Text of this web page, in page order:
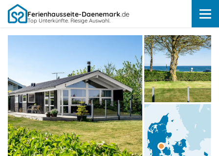
Ferienhausseite-Daenemark.de
Top Unterkünfte. Riesige Auswahl.